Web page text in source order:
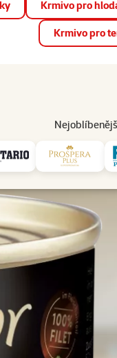
si novou aplikaci
Krmivo pro
Krmivo pro
Prodejny
MIAMOR Feine